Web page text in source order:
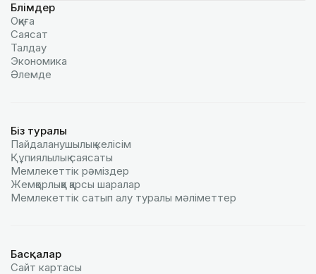
Бөлімдер
Оқиға
Саясат
Талдау
Экономика
Әлемде
Біз туралы
Пайдаланушылық келiciм
Құпиялылық саясаты
Мемлекеттік рәміздер
Жемқорлыққа қарсы шаралар
Мемлекеттік сатып алу туралы мәлiметтер
Басқалар
Сайт картасы